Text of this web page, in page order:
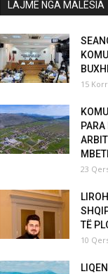
LAJME NGA MALËSIA
15
23
TË
10